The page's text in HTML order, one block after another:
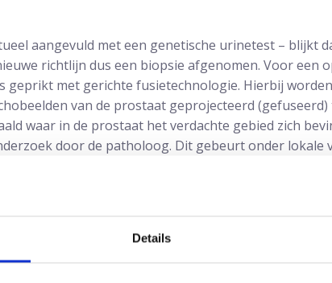
Details
aangevuld met een genetische urinetest – blijkt
richtlijn dus een biopsie afgenomen. Voor een
geprikt met gerichte fusietechnologie. Hierbij
van de prostaat geprojecteerd
waar in de prostaat het verdachte gebied zich
door de patholoog. Dit gebeurt onder lokale
geen volledige zekerheid; met de naald kan immers